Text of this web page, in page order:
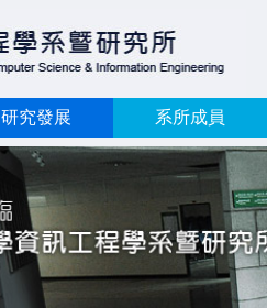
研究發展 系所成員